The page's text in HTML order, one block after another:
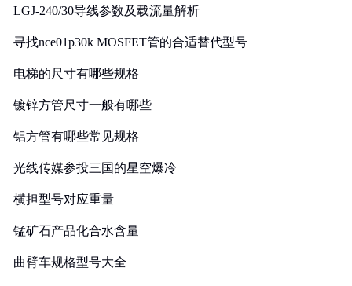
LGJ-240/30导线参数及载流量解析
寻找nce01p30k MOSFET管的合适替代型号
电梯的尺寸有哪些规格
镀锌方管尺寸一般有哪些
铝方管有哪些常见规格
光线传媒参投三国的星空爆冷
横担型号对应重量
锰矿石产品化合水含量
曲臂车规格型号大全